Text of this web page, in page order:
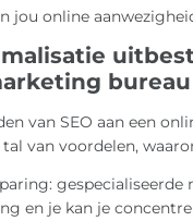
jou online
bureau
van SEO aan een
van voordelen,
gespecialiseerde
en je kan je